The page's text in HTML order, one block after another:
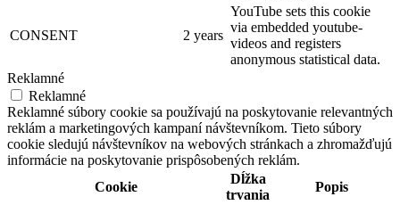
CONSENT 2 years
YouTube sets this cookie
via embedded youtube-
videos and registers
anonymous statistical data.
Reklamné
Reklamné
Reklamné súbory cookie sa používajú na poskytovanie relevantných
reklám a marketingových kampaní návštevníkom. Tieto súbory
cookie sledujú návštevníkov na webových stránkach a zhromažďujú
informácie na poskytovanie prispôsobených reklám.
Cookie
Dĺžka
trvania
Popis